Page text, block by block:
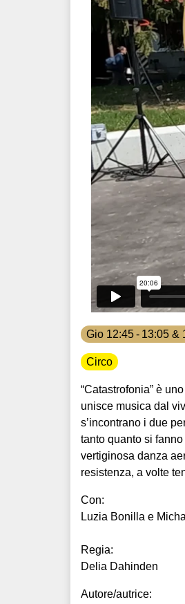
Gio 12:45 - 13:05 &
Circo
“Catastrofonia” è
unisce musica dal
s’incontrano i due
tanto quanto si
vertiginosa danza
resistenza, a volte
Con:
Luzia Bonilla e
Regia:
Delia Dahinden
Autore/autrice: